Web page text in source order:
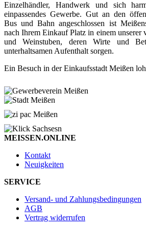
Einzelhändler, Handwerk und sich
einpassendes Gewerbe. Gut an den
Bus und Bahn angeschlossen ist
nach Ihrem Einkauf Platz in einem unserer
und Weinstuben, deren Wirte und
unterhaltsamen Aufenthalt sorgen.
Ein Besuch in der Einkaufsstadt Meißen
MEISSEN.ONLINE
Kontakt
Neuigkeiten
SERVICE
Versand- und Zahlungsbedingungen
AGB
Vertrag widerrufen